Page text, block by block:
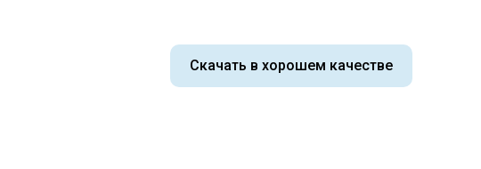
Скачать в хорошем качестве